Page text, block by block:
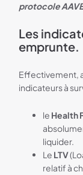
protocole
Les
emprunte.
Effectivement,
indicateurs à
le Health
liquider.
Le LTV
relatif à